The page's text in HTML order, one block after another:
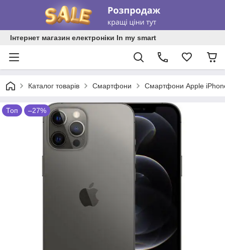
Інтернет магазин електроніки In my smart
Каталог товарів Смартфони Смартфони Apple
Топ –27%